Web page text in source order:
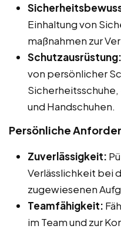
Einhaltung von
maßnahmen zur
Schutzausrüstung:
von persönlicher
und Handschuhen.
Persönliche
Zuverlässigkeit:
Verlässlichkeit bei
zugewiesenen
Teamfähigkeit:
im Team und zur